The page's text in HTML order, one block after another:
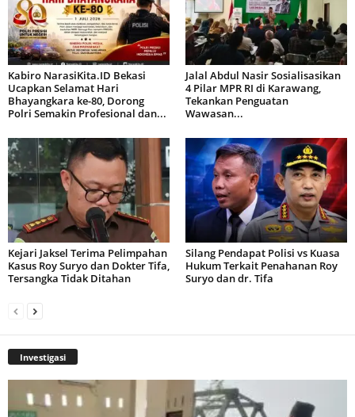
Kabiro NarasiKita.ID Bekasi
Ucapkan Selamat Hari
Bhayangkara ke-80, Dorong
Polri Semakin Profesional dan...
Jalal Abdul Nasir Sosialisasikan
4 Pilar MPR RI di Karawang,
Tekankan Penguatan
Wawasan...
Kejari Jaksel Terima Pelimpahan
Kasus Roy Suryo dan Dokter Tifa,
Tersangka Tidak Ditahan
Silang Pendapat Polisi vs Kuasa
Hukum Terkait Penahanan Roy
Suryo dan dr. Tifa
Investigasi